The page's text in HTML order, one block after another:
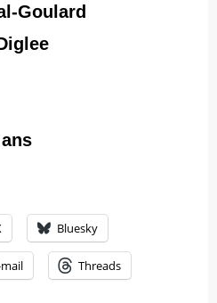
Goulard
Bluesky
mail Threads